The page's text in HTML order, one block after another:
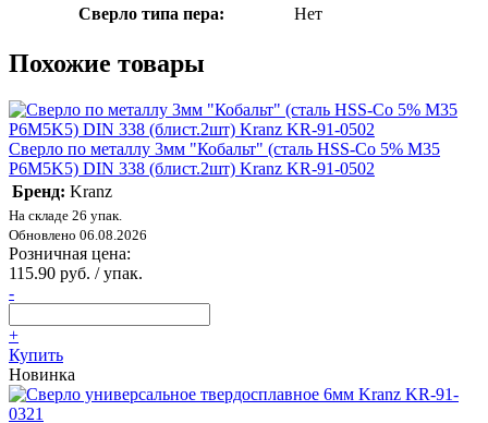
Сверло типа пера:
Нет
Похожие товары
Сверло по металлу 3мм "Кобальт" (сталь HSS-Co 5% M35
P6M5K5) DIN 338 (блист.2шт) Kranz KR-91-0502
Бренд: Kranz
На складе 26 упак.
Обновлено 06.08.2026
Розничная цена:
115.90 руб. / упак.
-
+
Купить
Новинка